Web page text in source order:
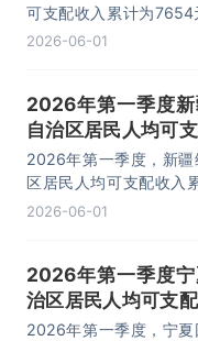
可支配收入累计为7654
年同期增加了472元，同
元，同比名义增长4%。
2026-06-01
2026年第一季度
自治区居民人均可
消费支出情况统计
2026年第一季度，新疆
区居民人均可支配收入
元，相比上年同期增加
加了343元，同比名义
2026-06-01
2026年第一季度宁
治区居民人均可支
费支出情况统计
2026年第一季度，宁夏